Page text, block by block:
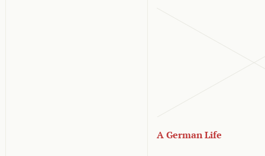
A German Life